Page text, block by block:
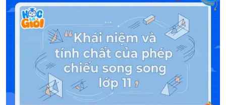
giải rõ ràng, dẫn đến việc làm bài thiếu chính xác. Với bài viết,
Gia sư Học là Giỏi sẽ giúp con hệ thống kiến thức một cách
bài bản, từ đó áp dụng hiệu quả vào từng dạng bài cụ thể.